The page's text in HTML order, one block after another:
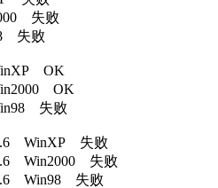
失败
失败
OK
OK
失败
WinXP 失败
Win2000 失败
Win98 失败